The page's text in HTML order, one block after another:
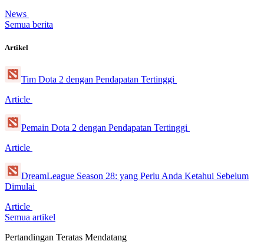
News
Semua berita
Artikel
Tim Dota 2 dengan Pendapatan Tertinggi
Article
Pemain Dota 2 dengan Pendapatan Tertinggi
Article
DreamLeague Season 28: yang Perlu Anda Ketahui Sebelum
Dimulai
Article
Semua artikel
Pertandingan Teratas Mendatang